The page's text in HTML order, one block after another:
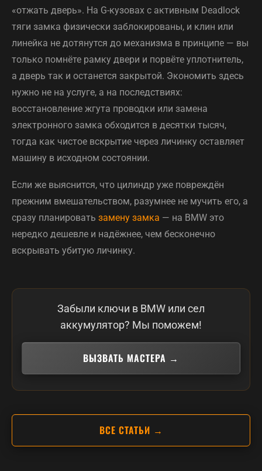
«отжать дверь». На G-кузовах с активным Deadlock
тяги замка физически заблокированы, и клин или
линейка не дотянутся до механизма в принципе — вы
только помнёте рамку двери и порвёте уплотнитель,
а дверь так и останется закрытой. Экономить здесь
нужно не на услуге, а на последствиях:
восстановление жгута проводки или замена
электронного замка обходится в десятки тысяч,
тогда как чистое вскрытие через личинку оставляет
машину в исходном состоянии.
Если же выяснится, что цилиндр уже повреждён
прежним вмешательством, разумнее не мучить его, а
сразу планировать замену замка — на BMW это
нередко дешевле и надёжнее, чем бесконечно
вскрывать убитую личинку.
Забыли ключи в BMW или сел
аккумулятор? Мы поможем!
ВЫЗВАТЬ МАСТЕРА →
ВСЕ СТАТЬИ →